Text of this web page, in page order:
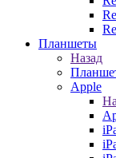
Планшеты
Назад
Apple